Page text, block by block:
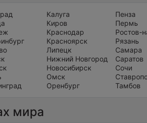
Калуга
Киров
Краснодар
Красноярск
Липецк
Нижний Новгород
Новосибирск
Омск
Оренбург
Пенза
Пермь
Ростов-
Рязань
Самара
Саратов
Сочи
Тамбов
мира